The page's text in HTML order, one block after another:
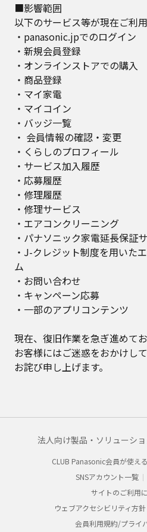
■影響範囲
以下のサービス等が現在ご利
・panasonic.jpでのログイン
・新規会員登録
・オンラインストアでの購入
・商品登録
・マイ家電
・マイコイン
・バッジ一覧
・ 会員情報の確認・変更
・くらしのプロフィール
・サービス加入履歴
・応募履歴
・修理履歴
・修理サービス
・エアコンクリーニング
・パナソニック家電延長保証
・J-クレジット制度を用いた
ム
・お問い合わせ
・キャンペーン応募
・一部のアプリコンテンツ
現在、復旧作業を急ぎ進めてお
お客様にはご迷惑をおかけし
お詫び申し上げます。
法人向け製品・ソリューシ
CLUB Panasonic会員が使え
SNSアカウント一覧
サイトのご利用
ウェブアクセシビリティ方針
会員利用規約/プライ